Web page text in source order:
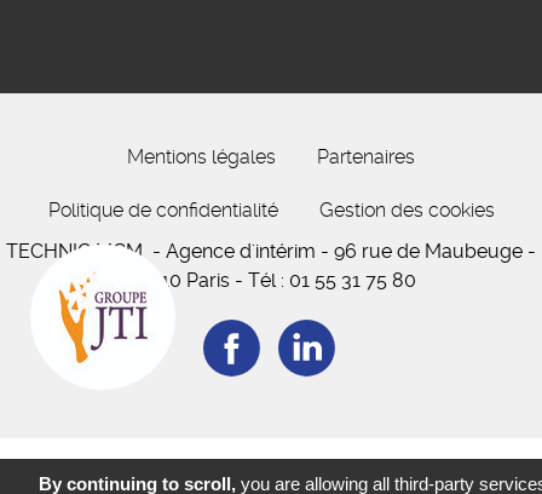
Mentions légales Partenaires
Politique de confidentialité
Gestion des cookies
TECHNIC MCM - Agence d'intérim - 96 rue de Maubeuge -
75010 Paris - Tél : 01 55 31 75 80
By continuing to scroll,you are allowing all third-party